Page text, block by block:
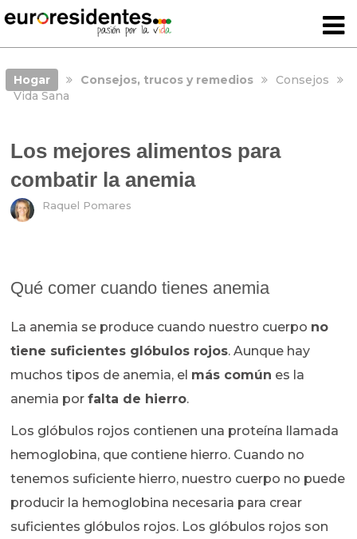
Hogar Consejos, trucos y remedios
Consejos
Vida Sana
Los mejores alimentos para
combatir la anemia
Raquel Pomares
Qué comer cuando tienes anemia
La anemia se produce cuando nuestro cuerpo no
tiene suficientes glóbulos rojos. Aunque hay
muchos tipos de anemia, el más común es la
anemia porfalta de hierro.
Los glóbulos rojos contienen una proteína llamada
hemoglobina, que contiene hierro. Cuando no
tenemos suficiente hierro, nuestro cuerpo no puede
producir la hemoglobina necesaria para crear
suficientes glóbulos rojos. Los glóbulos rojos son